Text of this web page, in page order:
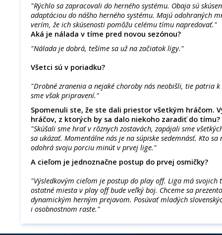
"Rýchlo sa zapracovali do herného systému. Obaja sú
adaptáciou do nášho herného systému. Majú odohraných
verím, že ich skúsenosti pomôžu celému tímu napredovať."
Aká je nálada v tíme pred novou sezónou?
"Nálada je dobrá, tešíme sa už na začiatok ligy."
Všetci sú v poriadku?
"Drobné zranenia a nejaké choroby nás neobišli, tie patria
sme však pripravení."
Spomenuli ste, že ste dali priestor všetkým hráčom.
hráčov, z ktorých by sa dalo niekoho zaradiť do tímu?
"Skúšali sme hrať v rôznych zostavách, zapájali sme
sa ukázať. Momentálne nás je na súpiske sedemnásť. Kto
odohrá svoju porciu minút v prvej lige."
A cieľom je jednoznačne postup do prvej osmičky?
"Výsledkovým cieľom je postup do play off. Liga má
ostatné miesta v play off bude veľký boj. Chceme sa
dynamickým herným prejavom. Posúvať mladých
i osobnostnom raste."